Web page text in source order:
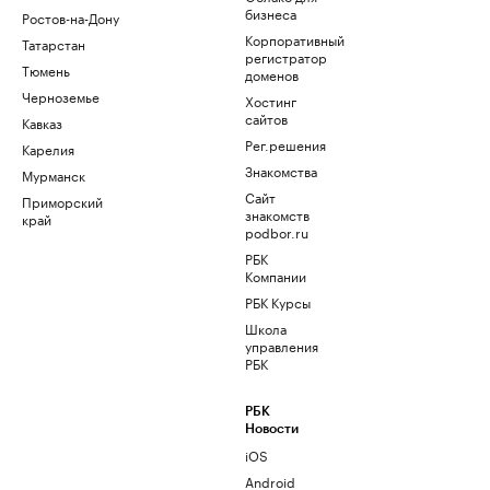
Ростов-на-Дону
Татарстан
Тюмень
Черноземье
Кавказ
Карелия
Мурманск
Приморский
край
бизнеса
Корпоративный
регистратор
доменов
Хостинг
сайтов
Рег.решения
Знакомства
Сайт
знакомств
podbor.ru
РБК
Компании
РБК Курсы
Школа
управления
РБК
РБК
Новости
iOS
Android